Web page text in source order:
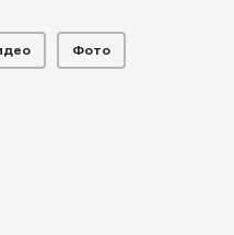
Фото
вседорожника